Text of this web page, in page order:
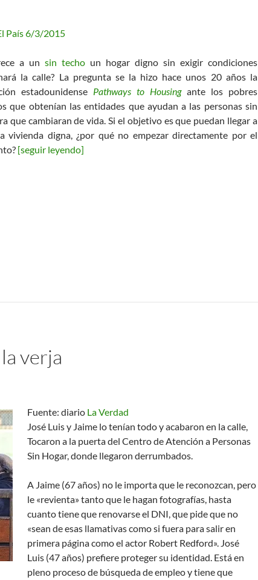
País 6/3/2015
a un sin techo un hogar digno sin exigir condiciones
la calle? La pregunta se la hizo hace unos 20 años la
estadounidense Pathways to Housingante los pobres
que obtenían las entidades que ayudan a las personas sin
que cambiaran de vida. Si el objetivo es que puedan llegar a
vivienda digna, ¿por qué no empezar directamente por el
[seguir leyendo]
verja
Fuente: diario La Verdad
José Luis y Jaime lo tenían todo y acabaron en la calle,
Tocaron a la puerta del Centro de Atención a Personas
Sin Hogar, donde llegaron derrumbados.
A Jaime (67 años) no le importa que le reconozcan, pero
le «revienta» tanto que le hagan fotografías, hasta
cuanto tiene que renovarse el DNI, que pide que no
«sean de esas llamativas como si fuera para salir en
primera página como el actor Robert Redford». José
Luis (47 años) prefiere proteger su identidad. Está en
pleno proceso de búsqueda de empleo y tiene que